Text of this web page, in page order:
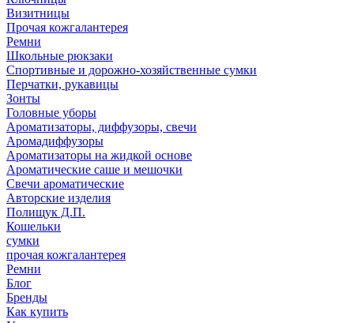
Визитницы
Прочая кожгалантерея
Ремни
Школьные рюкзаки
Спортивные и дорожно-хозяйственные сумки
Перчатки, рукавицы
Зонты
Головные уборы
Ароматизаторы, диффузоры, свечи
Аромадиффузоры
Ароматизаторы на жидкой основе
Ароматические саше и мешочки
Свечи ароматические
Авторские изделия
Полищук Д.П.
Кошельки
сумки
прочая кожгалантерея
Ремни
Блог
Бренды
Как купить